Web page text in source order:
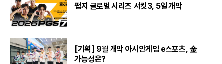
펍지 글로벌 시리즈 서킷3, 5일 개막
[기획] 9월 개막 아시안게임 e스포츠, 金
가능성은?